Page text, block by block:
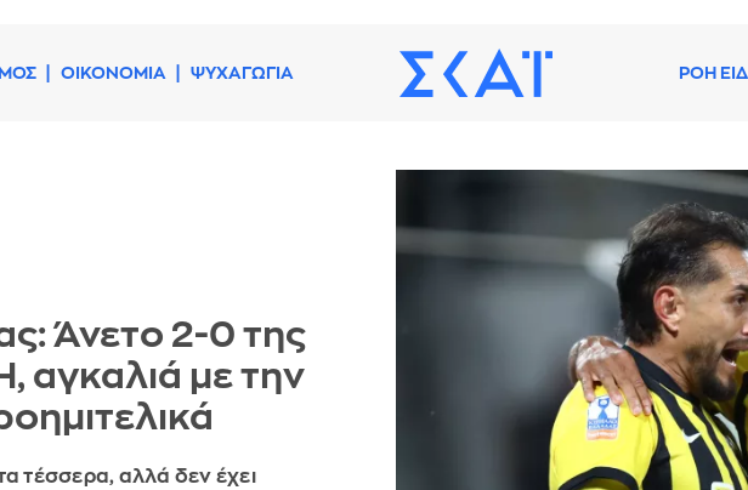
ΟΙΚΟΝΟΜΙΑ ΨΥΧΑΓΩΓΙΑ ΡΟΗ
Άνετο 2-0 της
αγκαλιά με την
τέσσερα, αλλά δεν έχει